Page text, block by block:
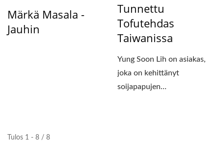
Märkä Masala -
Jauhin
Tunnettu
Tofutehdas
Taiwanissa
Yung Soon Lih on asiakas,
joka on kehittänyt
soijapapujen
Tulos 1 - 8 / 8